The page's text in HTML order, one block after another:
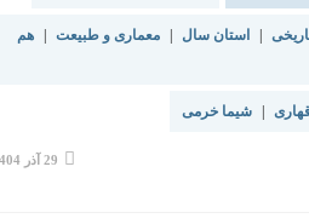
تاریخی استان سال معماری و طبیعت
هم
شیما خرمی
نوشته
29 آذر 1404